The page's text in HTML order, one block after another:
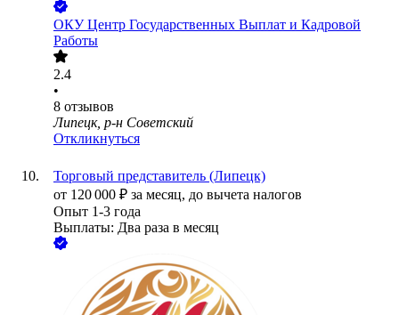
ОКУ Центр Государственных Выплат и Кадровой
Работы
2.4
•
8 отзывов
Липецк, р-н Советский
Откликнуться
Торговый представитель (Липецк)
от 120 000 ₽ за месяц, до вычета налогов
Опыт 1-3 года
Выплаты: Два раза в месяц